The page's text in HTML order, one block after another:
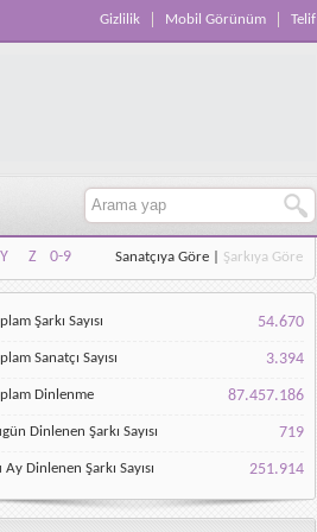
Gizlilik Mobil Görünüm Telif
Y Z
0-9
Y Z 0-9
Sanatçıya Göre Şarkıya Göre
Şarkı Sayısı 54.670
Sanatçı Sayısı 3.394
Dinlenme 87.457.186
Dinlenen Şarkı Sayısı 719
Ay Dinlenen Şarkı Sayısı 251.914